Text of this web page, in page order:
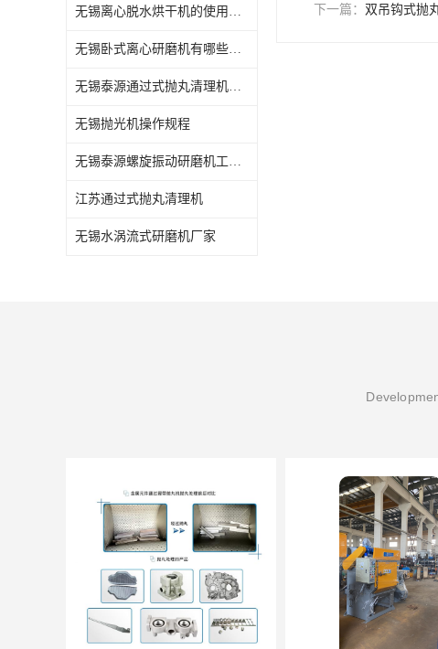
无锡离心脱水烘干机的使用方法
无锡卧式离心研磨机有哪些用途
无锡泰源通过式抛丸清理机怎么维护
无锡抛光机操作规程
无锡泰源螺旋振动研磨机工艺流程
江苏通过式抛丸清理机
无锡水涡流式研磨机厂家
下一篇： 双吊钩式抛